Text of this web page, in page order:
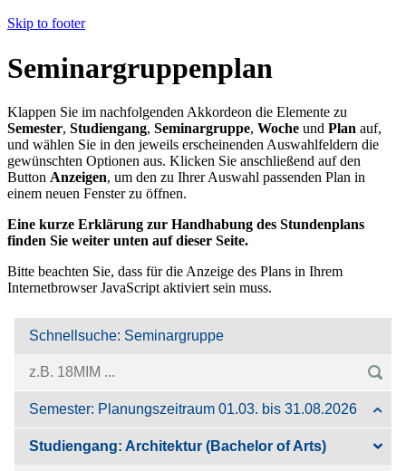
Skip to footer
Seminargruppenplan
Klappen Sie im nachfolgenden Akkordeon die Elemente zu
Semester, Studiengang, Seminargruppe, Woche und Plan auf,
und wählen Sie in den jeweils erscheinenden Auswahlfeldern die
gewünschten Optionen aus. Klicken Sie anschließend auf den
Button Anzeigen, um den zu Ihrer Auswahl passenden Plan in
einem neuen Fenster zu öffnen.
Eine kurze Erklärung zur Handhabung des Stundenplans
finden Sie weiter unten auf dieser Seite.
Bitte beachten Sie, dass für die Anzeige des Plans in Ihrem
Internetbrowser JavaScript aktiviert sein muss.